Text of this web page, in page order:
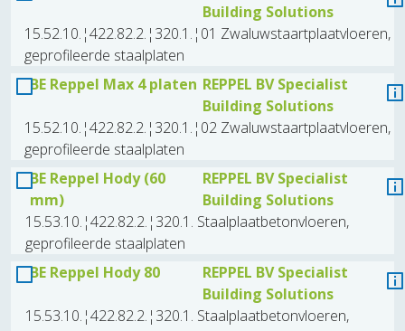
Building Solutions
15.52.10.¦422.82.2.¦320.1.¦01 Zwaluwstaartplaatvloeren,
geprofileerde staalplaten
BE Reppel Max 4 platen REPPEL BV Specialist
Building Solutions
15.52.10.¦422.82.2.¦320.1.¦02 Zwaluwstaartplaatvloeren,
geprofileerde staalplaten
BE Reppel Hody (60
mm)
REPPEL BV Specialist
Building Solutions
15.53.10.¦422.82.2.¦320.1. Staalplaatbetonvloeren,
geprofileerde staalplaten
BE Reppel Hody 80
REPPEL BV Specialist
Building Solutions
15.53.10.¦422.82.2.¦320.1. Staalplaatbetonvloeren,